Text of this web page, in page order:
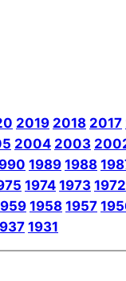
2019 2018 2017
2004 2003
1989 1988
1974 1973 1972
1958 1957
1931